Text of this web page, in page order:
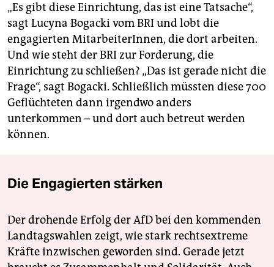
„Es gibt diese Einrichtung, das ist eine Tatsache“,
sagt Lucyna Bogacki vom BRI und lobt die
engagierten MitarbeiterInnen, die dort arbeiten.
Und wie steht der BRI zur Forderung, die
Einrichtung zu schließen? „Das ist gerade nicht die
Frage“, sagt Bogacki. Schließlich müssten diese 700
Geflüchteten dann irgendwo anders
unterkommen – und dort auch betreut werden
können.
Die Engagierten stärken
Der drohende Erfolg der AfD bei den kommenden
Landtagswahlen zeigt, wie stark rechtsextreme
Kräfte inzwischen geworden sind. Gerade jetzt